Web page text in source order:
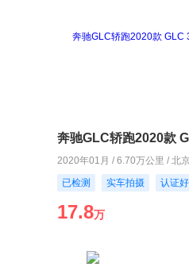
2020年01月 / 6.70万公里 / 北
已检测
实车拍摄 认证
17.8万